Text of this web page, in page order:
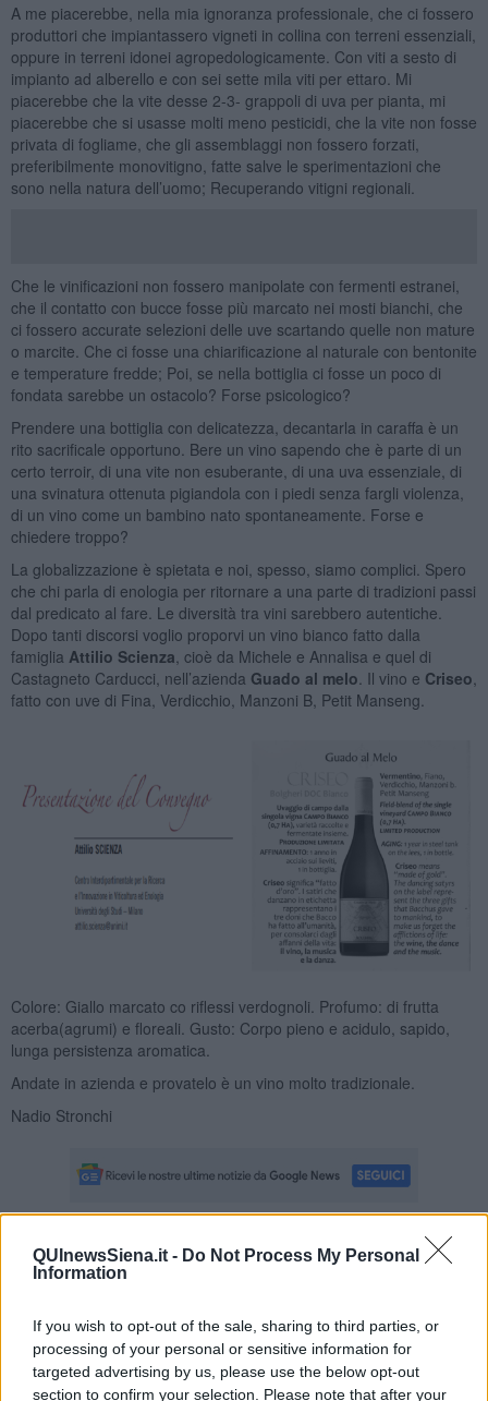
QUInewsSiena.it - Do Not Process My Personal
Information
If you wish to opt-out of the sale, sharing to third parties, or
processing of your personal or sensitive information for
targeted advertising by us, please use the below opt-out
section to confirm your selection. Please note that after your
A me piacerebbe, nella mia ignoranza professionale, che ci fossero
produttori che impiantassero vigneti in collina con terreni essenziali,
oppure in terreni idonei agropedologicamente. Con viti a sesto di
impianto ad alberello e con sei sette mila viti per ettaro. Mi
piacerebbe che la vite desse 2-3- grappoli di uva per pianta, mi
piacerebbe che si usasse molti meno pesticidi, che la vite non fosse
privata di fogliame, che gli assemblaggi non fossero forzati,
preferibilmente monovitigno, fatte salve le sperimentazioni che
sono nella natura dell’uomo; Recuperando vitigni regionali.
Che le vinificazioni non fossero manipolate con fermenti estranei,
che il contatto con bucce fosse più marcato nei mosti bianchi, che
ci fossero accurate selezioni delle uve scartando quelle non mature
o marcite. Che ci fosse una chiarificazione al naturale con bentonite
e temperature fredde; Poi, se nella bottiglia ci fosse un poco di
fondata sarebbe un ostacolo? Forse psicologico?
Prendere una bottiglia con delicatezza, decantarla in caraffa è un
rito sacrificale opportuno. Bere un vino sapendo che è parte di un
certo terroir, di una vite non esuberante, di una uva essenziale, di
una svinatura ottenuta pigiandola con i piedi senza fargli violenza,
di un vino come un bambino nato spontaneamente. Forse e
chiedere troppo?
La globalizzazione è spietata e noi, spesso, siamo complici. Spero
che chi parla di enologia per ritornare a una parte di tradizioni passi
dal predicato al fare. Le diversità tra vini sarebbero autentiche.
Dopo tanti discorsi voglio proporvi un vino bianco fatto dalla
famiglia Attilio Scienza , cioè da Michele e Annalisa e quel di
Castagneto Carducci, nell’azienda Guado al melo . Il vino e Criseo
fatto con uve di Fina, Verdicchio, Manzoni B, Petit Manseng.
Colore: Giallo marcato co riflessi verdognoli. Profumo: di frutta
acerba(agrumi) e floreali. Gusto: Corpo pieno e acidulo, sapido,
lunga persistenza aromatica.
Andate in azienda e provatelo è un vino molto tradizionale.
Nadio Stronchi
Se vuoi leggere le notizie principali della Toscana iscriviti alla
Newsletter QUInews - ToscanaMedia.
Basta cliccare QUI
Fotogallery